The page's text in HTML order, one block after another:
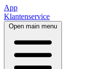
App
Klantenservice
Open main menu